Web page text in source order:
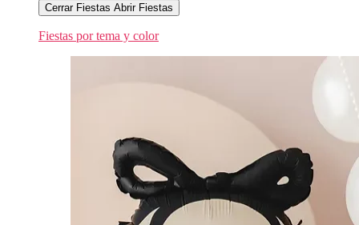
Cerrar Fiestas Abrir Fiestas
Fiestas por tema y color